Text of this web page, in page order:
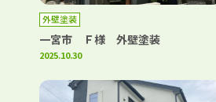
外壁塗装
一宮市 Ｆ様 外壁塗装
2025.10.30